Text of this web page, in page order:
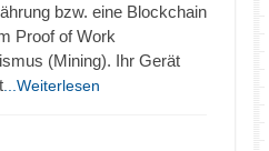
bzw. eine Blockchain
Proof of Work
(Mining). Ihr Gerät
...Weiterlesen